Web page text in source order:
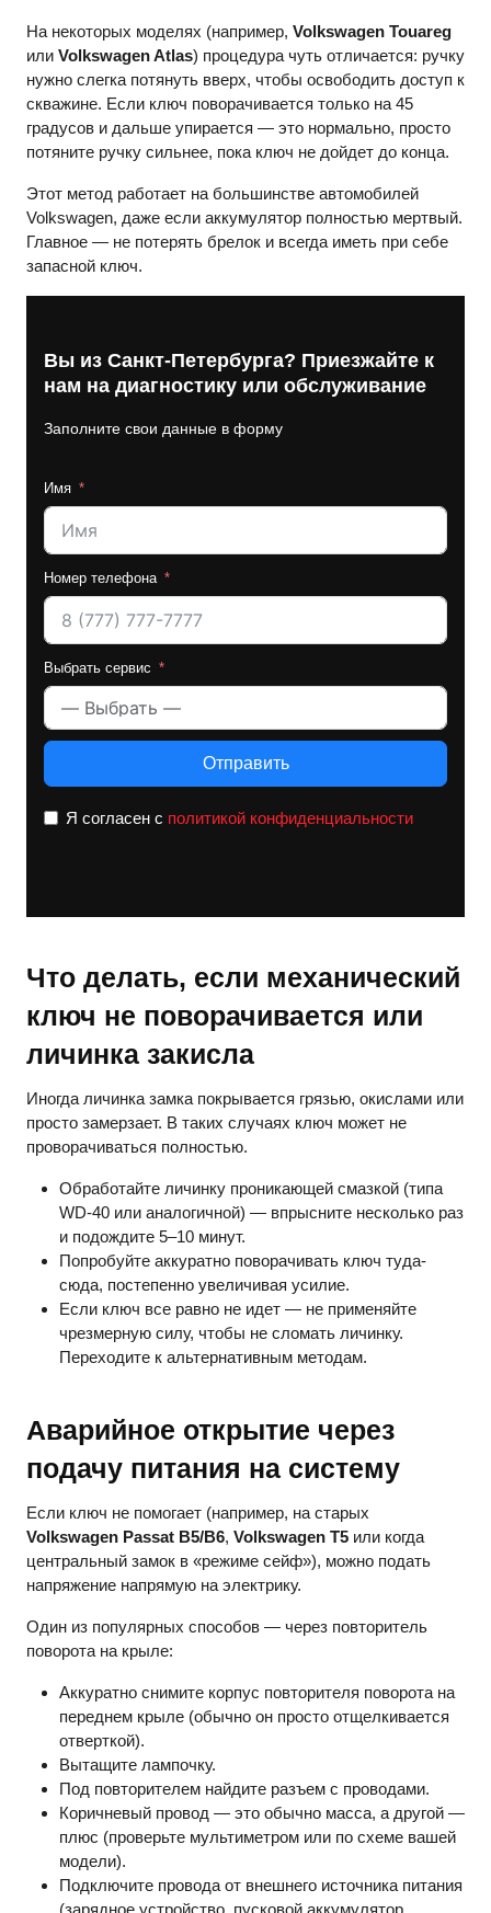
На некоторых моделях (например, Volkswagen Touareg
или Volkswagen Atlas) процедура чуть отличается: ручку
нужно слегка потянуть вверх, чтобы освободить доступ к
скважине. Если ключ поворачивается только на 45
градусов и дальше упирается — это нормально, просто
потяните ручку сильнее, пока ключ не дойдет до конца.
Этот метод работает на большинстве автомобилей
Volkswagen, даже если аккумулятор полностью мертвый.
Главное — не потерять брелок и всегда иметь при себе
запасной ключ.
Вы из Санкт-Петербурга? Приезжайте к
нам на диагностику или обслуживание
Заполните свои данные в форму
Имя
Номер телефона
Выбрать сервис
Отправить
Я согласен с политикой конфиденциальности
Что делать, если механический
ключ не поворачивается или
личинка закисла
Иногда личинка замка покрывается грязью, окислами или
просто замерзает. В таких случаях ключ может не
проворачиваться полностью.
Обработайте личинку проникающей смазкой (типа
WD-40 или аналогичной) — впрысните несколько раз
и подождите 5–10 минут.
Попробуйте аккуратно поворачивать ключ туда-
сюда, постепенно увеличивая усилие.
Если ключ все равно не идет — не применяйте
чрезмерную силу, чтобы не сломать личинку.
Переходите к альтернативным методам.
Аварийное открытие через
подачу питания на систему
Если ключ не помогает (например, на старых
Volkswagen Passat B5/B6, Volkswagen T5 или когда
центральный замок в «режиме сейф»), можно подать
напряжение напрямую на электрику.
Один из популярных способов — через повторитель
поворота на крыле:
Аккуратно снимите корпус повторителя поворота на
переднем крыле (обычно он просто отщелкивается
отверткой).
Вытащите лампочку.
Под повторителем найдите разъем с проводами.
Коричневый провод — это обычно масса, а другой —
плюс (проверьте мультиметром или по схеме вашей
модели).
Подключите провода от внешнего источника питания
(зарядное устройство, пусковой аккумулятор,